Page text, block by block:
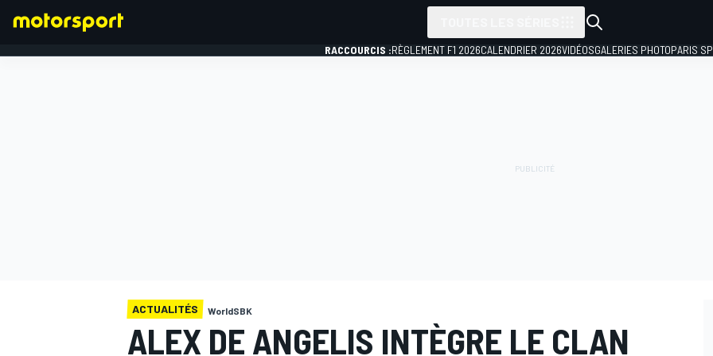
RACCOURCIS :RÈGLEMENT F1 2026CALENDRIER 2026VIDÉOSGALERIES PHOTOPARIS
ACTUALITÉS WorldSBK
ALEX DE ANGELIS INTÈGRE LE CLAN